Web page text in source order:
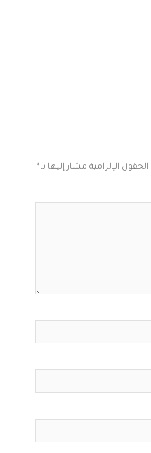
الحقول الإلزامية مشار إليها بـ *